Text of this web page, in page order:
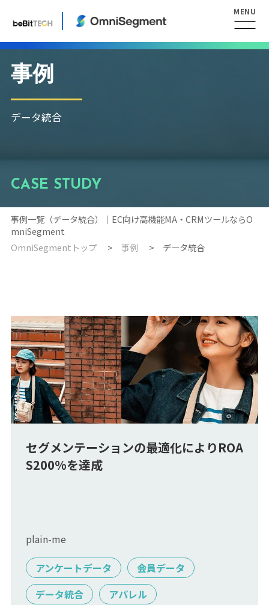
事例
データ統合
CASE STUDY
事例一覧（データ統合）｜EC向け高機能MA・CRMツールならO
mniSegment
OmniSegmentトップ
事例 データ統合
セグメンテーションの最適化によりROA
S200%を達成
plain-me
アンケートデータ
会員データ
データ統合
アパレル